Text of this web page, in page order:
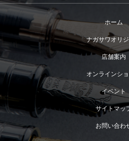
ホーム
ナガサワオリ
店舗案内
オンラインシ
イベント
サイトマッ
お問い合わ